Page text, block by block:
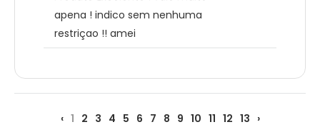
apena ! indico sem nenhuma
restriçao !! amei
‹ 1 2 3 4 5 6 7 8 9 10 11 12 13 ›